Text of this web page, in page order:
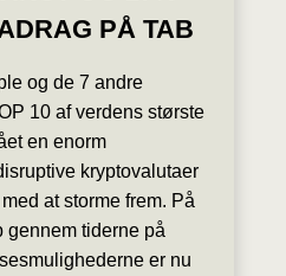
PÅ TAB
og de 7 andre
10 af verdens største
en enorm
kryptovalutaer
at storme frem. På
gennem tiderne på
er nu